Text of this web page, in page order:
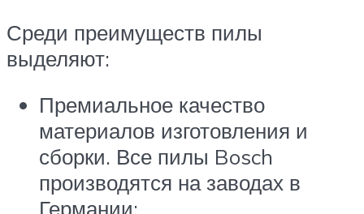
Среди преимуществ пилы
выделяют:
Премиальное качество
материалов изготовления и
сборки. Все пилы Bosch
производятся на заводах в
Германии;